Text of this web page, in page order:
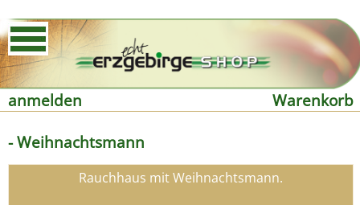
anmelden
Warenkorb
- Weihnachtsmann
Rauchhaus mit Weihnachtsmann.